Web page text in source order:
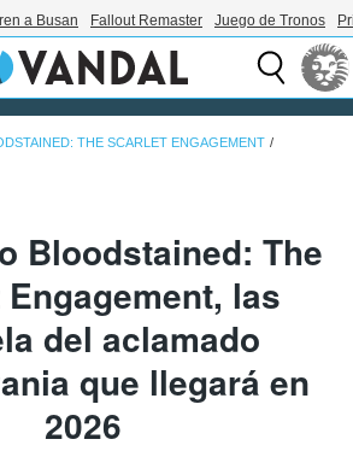
a Busan Fallout Remaster Juego de Tronos
THE SCARLET ENGAGEMENT
Bloodstained: The
las
del aclamado
que llegará en
2026